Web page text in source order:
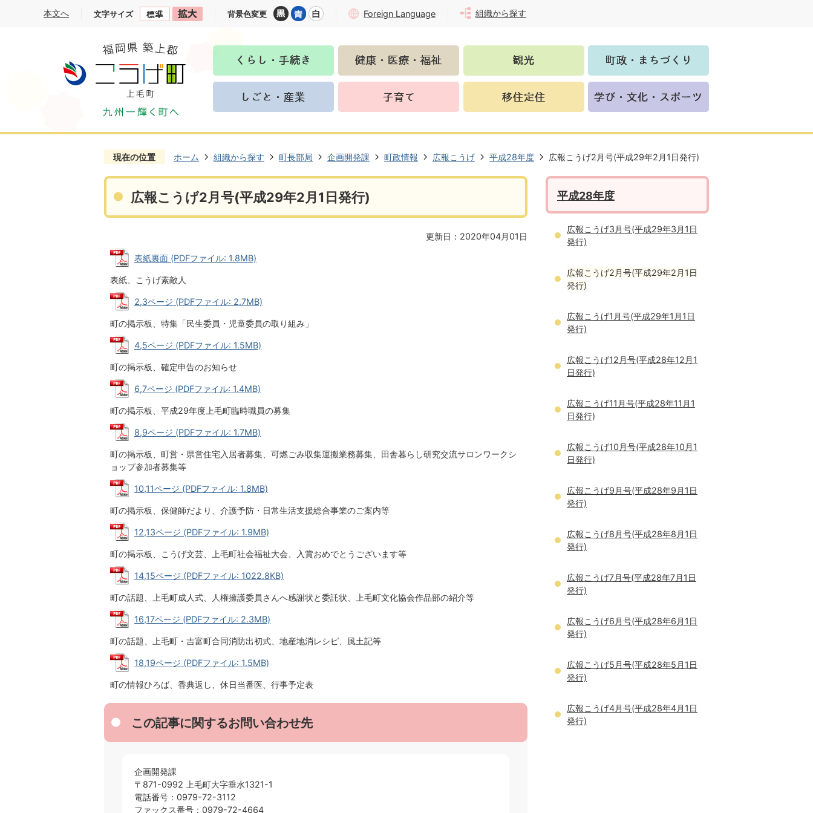
本文へ 文字サイズ 背景色変更 Foreign Language 組織から探す
現在の位置 ホーム 組織から探す 町長部局 企画開発課 町政情報 広報こうげ 平成28年度 広報こうげ2月号(平成29年2月1日発行)
広報こうげ2月号(平成29年2月1日発行)
更新日：2020年04月01日
表紙裏面 (PDFファイル: 1.8MB)
表紙、こうげ素敵人
2,3ページ (PDFファイル: 2.7MB)
町の掲示板、特集「民生委員・児童委員の取り組み」
4,5ページ (PDFファイル: 1.5MB)
町の掲示板、確定申告のお知らせ
6,7ページ (PDFファイル: 1.4MB)
町の掲示板、平成29年度上毛町臨時職員の募集
8,9ページ (PDFファイル: 1.7MB)
町の掲示板、町営・県営住宅入居者募集、可燃ごみ収集運搬業務募集、田舎暮らし研究交流サロンワークシ
ョップ参加者募集等
10,11ページ (PDFファイル: 1.8MB)
町の掲示板、保健師だより、介護予防・日常生活支援総合事業のご案内等
12,13ページ (PDFファイル: 1.9MB)
町の掲示板、こうげ文芸、上毛町社会福祉大会、入賞おめでとうございます等
14,15ページ (PDFファイル: 1022.8KB)
町の話題、上毛町成人式、人権擁護委員さんへ感謝状と委託状、上毛町文化協会作品部の紹介等
16,17ページ (PDFファイル: 2.3MB)
町の話題、上毛町・吉富町合同消防出初式、地産地消レシピ、風土記等
18,19ページ (PDFファイル: 1.5MB)
町の情報ひろば、香典返し、休日当番医、行事予定表
この記事に関するお問い合わせ先
企画開発課
〒871-0992 上毛町大字垂水1321-1
電話番号：0979-72-3112
ファックス番号：0979-72-4664
平成28年度
広報こうげ3月号(平成29年3月1日
発行)
広報こうげ2月号(平成29年2月1日
発行)
広報こうげ1月号(平成29年1月1日
発行)
広報こうげ12月号(平成28年12月1
日発行)
広報こうげ11月号(平成28年11月1
日発行)
広報こうげ10月号(平成28年10月1
日発行)
広報こうげ9月号(平成28年9月1日
発行)
広報こうげ8月号(平成28年8月1日
発行)
広報こうげ7月号(平成28年7月1日
発行)
広報こうげ6月号(平成28年6月1日
発行)
広報こうげ5月号(平成28年5月1日
発行)
広報こうげ4月号(平成28年4月1日
発行)